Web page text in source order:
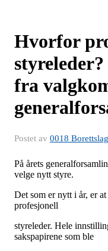
Hvorfor
fra
Postet av 0018
På årets
velge nytt styre.
Det som er nytt i år, er
profesjonell
styreleder. Hele
sakspapirene som ble